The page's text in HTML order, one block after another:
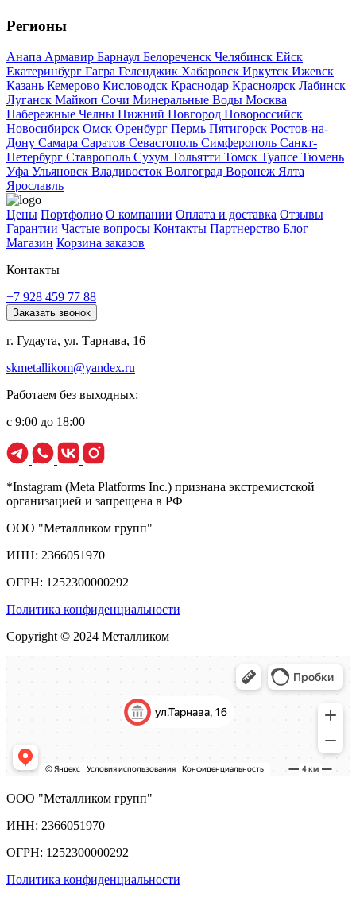
Регионы
Анапа Армавир Барнаул Белореченск Челябинск Ейск
Екатеринбург Гагра Геленджик Хабаровск Иркутск Ижевск
Казань Кемерово Кисловодск Краснодар Красноярск Лабинск
Луганск Майкоп Сочи Минеральные Воды Москва
Набережные Челны Нижний Новгород Новороссийск
Новосибирск Омск Оренбург Пермь Пятигорск Ростов-на-
Дону Самара Саратов Севастополь Симферополь Санкт-
Петербург Ставрополь Сухум Тольятти Томск Туапсе Тюмень
Уфа Ульяновск Владивосток Волгоград Воронеж Ялта
Ярославль
Цены Портфолио О компании Оплата и доставка Отзывы
Гарантии Частые вопросы Контакты Партнерство Блог
Магазин Корзина заказов
Контакты
+7 928 459 77 88
Заказать звонок
г. Гудаута, ул. Тарнава, 16
skmetallikom@yandex.ru
Работаем без выходных:
с 9:00 до 18:00
*Instagram (Meta Platforms Inc.) признана экстремистской
организацией и запрещена в РФ
ООО "Металликом групп"
ИНН: 2366051970
ОГРН: 1252300000292
Политика конфиденциальности
Copyright © 2024 Металликом
ООО "Металликом групп"
ИНН: 2366051970
ОГРН: 1252300000292
Политика конфиденциальности